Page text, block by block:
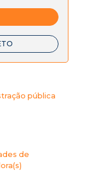
pública
de